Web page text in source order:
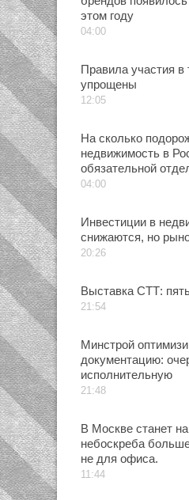
этом году
04:00
Правила участия в
упрощены
12:05
На сколько
недвижимость в
обязательной
04:00
Инвестиции в
снижаются, но
20:26
Выставка СТТ:
21:54
Минстрой
документацию:
исполнительную
21:48
В Москве станет
небоскреба
не для офиса.
11:44